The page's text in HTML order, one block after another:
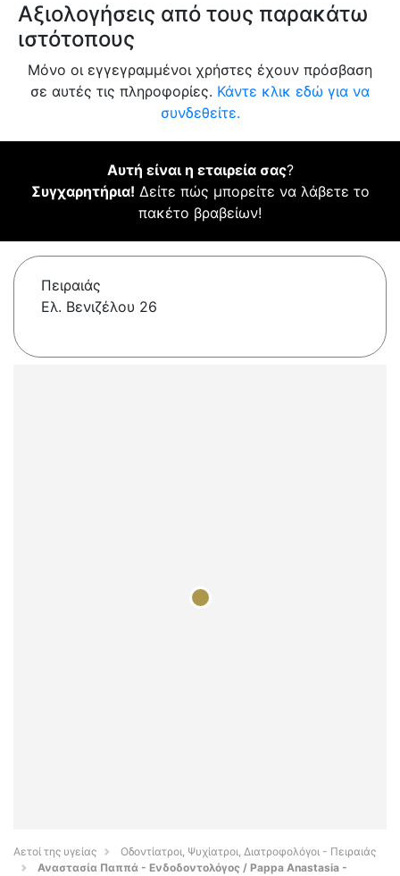
Αξιολογήσεις από τους παρακάτω
ιστότοπους
Μόνο οι εγγεγραμμένοι χρήστες έχουν πρόσβαση
σε αυτές τις πληροφορίες. Κάντε κλικ εδώ για να
συνδεθείτε.
Αυτή είναι η εταιρεία σας?
Συγχαρητήρια! Δείτε πώς μπορείτε να λάβετε το
πακέτο βραβείων!
Πειραιάς
Ελ. Βενιζέλου 26
Αετοί της υγείας
Οδοντίατροι, Ψυχίατροι, Διατροφολόγοι - Πειραιάς
Αναστασία Παππά - Ενδοδοντολόγος / Pappa Anastasia -